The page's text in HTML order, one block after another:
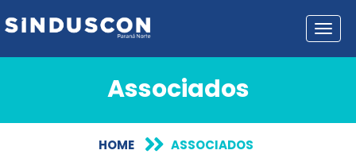
Associados
HOME ASSOCIADOS